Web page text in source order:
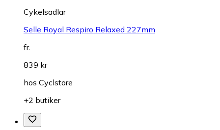
Cykelsadlar
Selle Royal Respiro Relaxed 227mm
fr.
839 kr
hos Cyclstore
+2 butiker